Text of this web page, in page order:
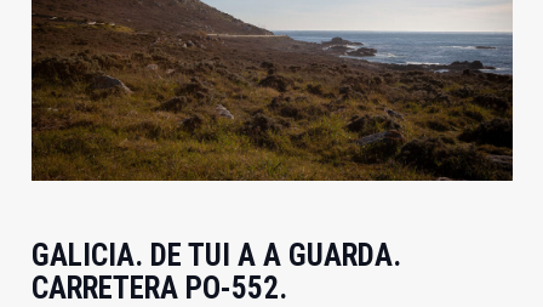
GALICIA. DE TUI A A GUARDA.
CARRETERA PO-552.